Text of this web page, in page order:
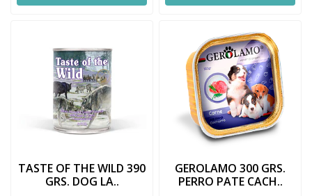
TASTE OF THE WILD 390
GRS. DOG LA..
GEROLAMO 300 GRS.
PERRO PATE CACH..